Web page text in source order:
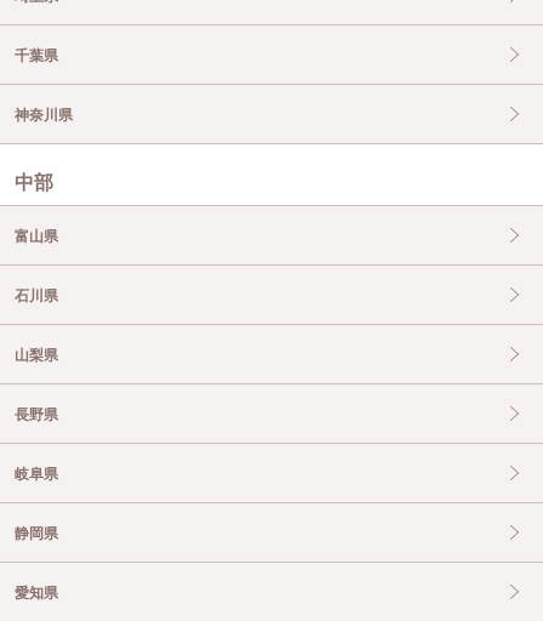
千葉県
神奈川県
中部
富山県
石川県
山梨県
長野県
岐阜県
静岡県
愛知県